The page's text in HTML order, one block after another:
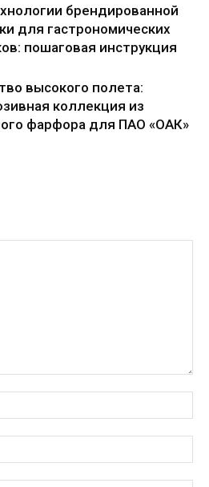
брендированной
для гастрономических
пошаговая инструкция
высокого полета:
коллекция из
фарфора для ПАО «ОАК»